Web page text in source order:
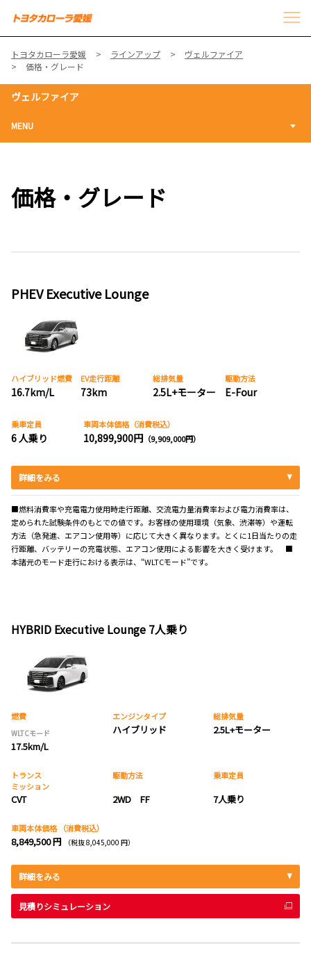
トヨタカローラ愛媛 ラインアップ
ヴェルファイア
価格・グレード
ヴェルファイア
MENU
価格・グレード
PHEV Executive Lounge
ハイブリッド燃費
16.7km/L
EV走行距離
73km
総排気量
2.5L+モーター
駆動方法
E-Four
乗車定員
6 人乗り
車両本体価格（消費税込）
10,899,900円 （9,909,000円）
詳細をみる
■燃料消費率や充電電力使用時走行距離、交流電力量消費率および電力消費率は、
定められた試験条件のもとでの値です。お客様の使用環境（気象、渋滞等）や運転
方法（急発進、エアコン使用等）に応じて大きく異なります。とくに1日当たりの走
行距離、バッテリーの充電状態、エアコン使用による影響を大きく受けます。 ■
本諸元のモード走行における表示は、“WLTCモード”です。
HYBRID Executive Lounge 7人乗り
燃費
WLTCモード
17.5km/L
エンジンタイプ
ハイブリッド
総排気量
2.5L+モーター
トランス
ミッション
CVT
駆動方法
2WD FF
乗車定員
7人乗り
車両本体価格 （消費税込）
8,849,500 円 （税抜 8,045,000 円）
詳細をみる
見積りシミュレーション